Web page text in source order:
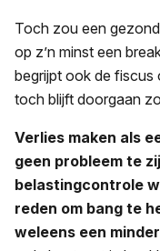
Toch zou een
op z’n minst een
begrijpt ook de fiscus
toch blijft doorgaan
Verlies maken als
geen probleem te
belastingcontrole
reden om bang te
weleens een